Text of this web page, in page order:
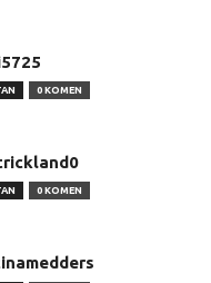
0 KOMEN
0 KOMEN